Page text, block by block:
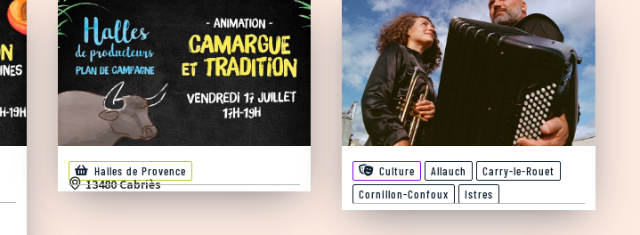
Halles de Provence
13480 Cabriès
Culture Allauch
Carry-le-Rouet
Cornillon-Confoux
Istres